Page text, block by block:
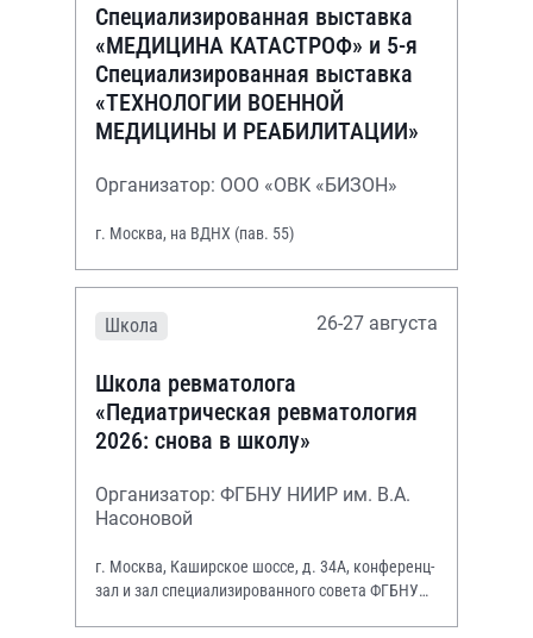
Специализированная выставка
«МЕДИЦИНА КАТАСТРОФ» и 5-я
Специализированная выставка
«ТЕХНОЛОГИИ ВОЕННОЙ
МЕДИЦИНЫ И РЕАБИЛИТАЦИИ»
Организатор: ООО «ОВК «БИЗОН»
г. Москва, на ВДНХ (пав. 55)
Школа 26-27 августа
Школа ревматолога
«Педиатрическая ревматология
2026: снова в школу»
Организатор: ФГБНУ НИИР им. В.А.
Насоновой
г. Москва, Каширское шоссе, д. 34А, конференц-
зал и зал специализированного совета ФГБНУ